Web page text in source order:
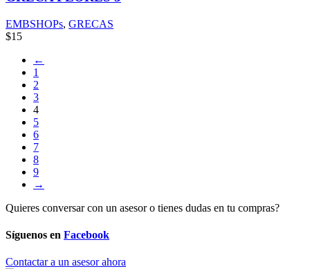
EMBSHOPs, GRECAS
$15
←
1
2
3
4
5
6
7
8
9
→
Quieres conversar con un asesor o tienes dudas en tu compras?
Síguenos en Facebook
Contactar a un asesor ahora